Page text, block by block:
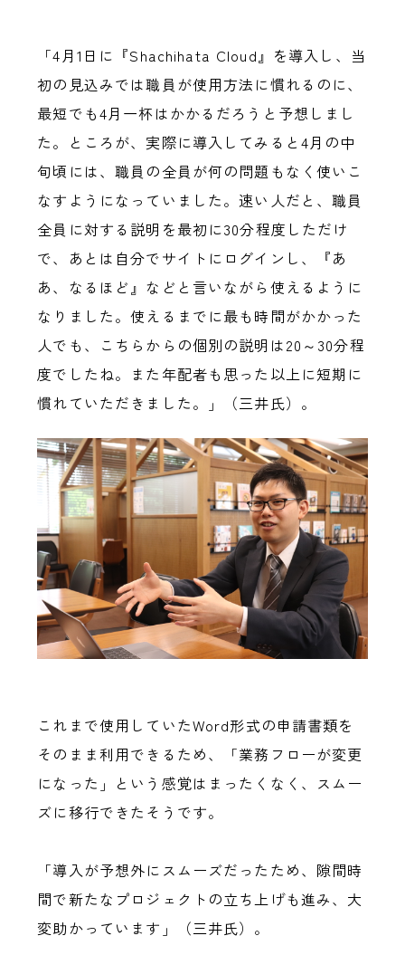
「4月1日に『Shachihata Cloud』を導入し、当
初の見込みでは職員が使用方法に慣れるのに、
最短でも4月一杯はかかるだろうと予想しまし
た。ところが、実際に導入してみると4月の中
旬頃には、職員の全員が何の問題もなく使いこ
なすようになっていました。速い人だと、職員
全員に対する説明を最初に30分程度しただけ
で、あとは自分でサイトにログインし、『あ
あ、なるほど』などと言いながら使えるように
なりました。使えるまでに最も時間がかかった
人でも、こちらからの個別の説明は20～30分程
度でしたね。また年配者も思った以上に短期に
慣れていただきました。」（三井氏）。
これまで使用していたWord形式の申請書類を
そのまま利用できるため、「業務フローが変更
になった」という感覚はまったくなく、スムー
ズに移行できたそうです。
「導入が予想外にスムーズだったため、隙間時
間で新たなプロジェクトの立ち上げも進み、大
変助かっています」（三井氏）。